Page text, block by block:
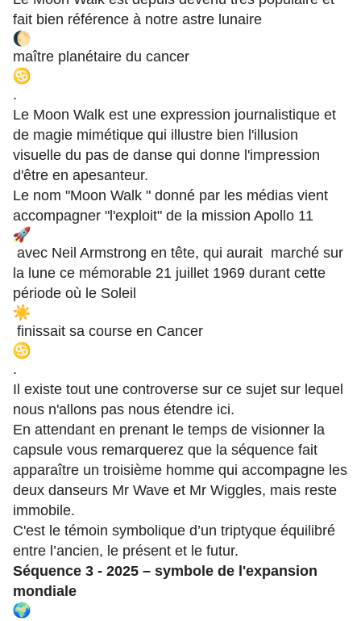
fait bien référence à notre astre lunaire
maître planétaire du cancer
.
Le Moon Walk est une expression journalistique et
de magie mimétique qui illustre bien l'illusion
visuelle du pas de danse qui donne l'impression
d'être en apesanteur.
Le nom "Moon Walk " donné par les médias vient
accompagner "l'exploit" de la mission Apollo 11
avec Neil Armstrong en tête, qui aurait marché sur
la lune ce mémorable 21 juillet 1969 durant cette
période où le Soleil
finissait sa course en Cancer
.
Il existe tout une controverse sur ce sujet sur lequel
nous n'allons pas nous étendre ici.
En attendant en prenant le temps de visionner la
capsule vous remarquerez que la séquence fait
apparaître un troisième homme qui accompagne les
deux danseurs Mr Wave et Mr Wiggles, mais reste
immobile.
C'est le témoin symbolique d’un triptyque équilibré
entre l’ancien, le présent et le futur.
Séquence 3 - 2025 – symbole de l'expansion
mondiale